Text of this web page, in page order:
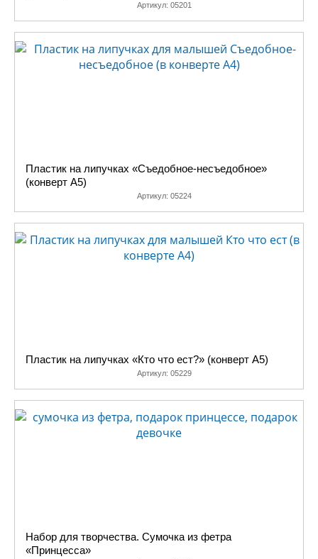
Артикул: 05201
Пластик на липучках «Съедобное-несъедобное»
(конверт A5)
Артикул: 05224
Пластик на липучках «Кто что ест?» (конверт A5)
Артикул: 05229
Набор для творчества. Сумочка из фетра
«Принцесса»